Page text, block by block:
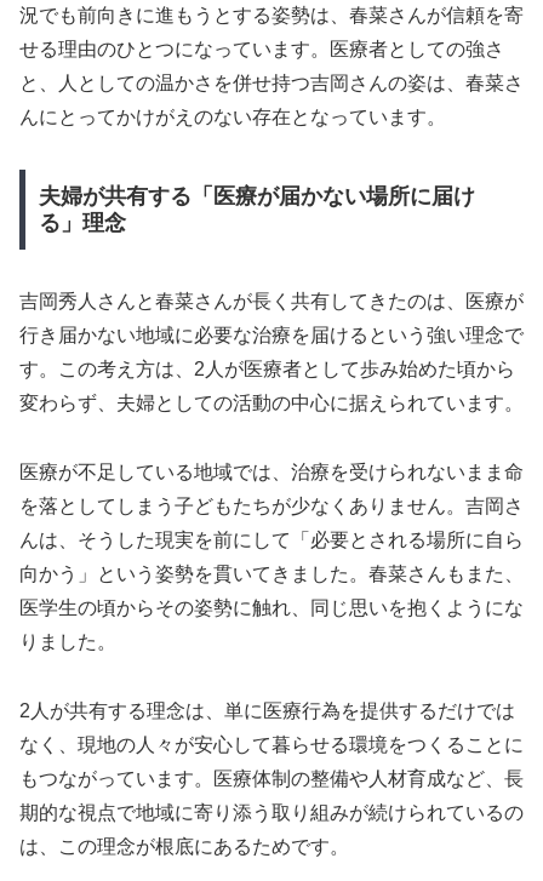
況でも前向きに進もうとする姿勢は、春菜さんが信頼を寄
せる理由のひとつになっています。医療者としての強さ
と、人としての温かさを併せ持つ吉岡さんの姿は、春菜さ
んにとってかけがえのない存在となっています。
夫婦が共有する「医療が届かない場所に届け
る」理念
吉岡秀人さんと春菜さんが長く共有してきたのは、医療が
行き届かない地域に必要な治療を届けるという強い理念で
す。この考え方は、2人が医療者として歩み始めた頃から
変わらず、夫婦としての活動の中心に据えられています。
医療が不足している地域では、治療を受けられないまま命
を落としてしまう子どもたちが少なくありません。吉岡さ
んは、そうした現実を前にして「必要とされる場所に自ら
向かう」という姿勢を貫いてきました。春菜さんもまた、
医学生の頃からその姿勢に触れ、同じ思いを抱くようにな
りました。
2人が共有する理念は、単に医療行為を提供するだけでは
なく、現地の人々が安心して暮らせる環境をつくることに
もつながっています。医療体制の整備や人材育成など、長
期的な視点で地域に寄り添う取り組みが続けられているの
は、この理念が根底にあるためです。